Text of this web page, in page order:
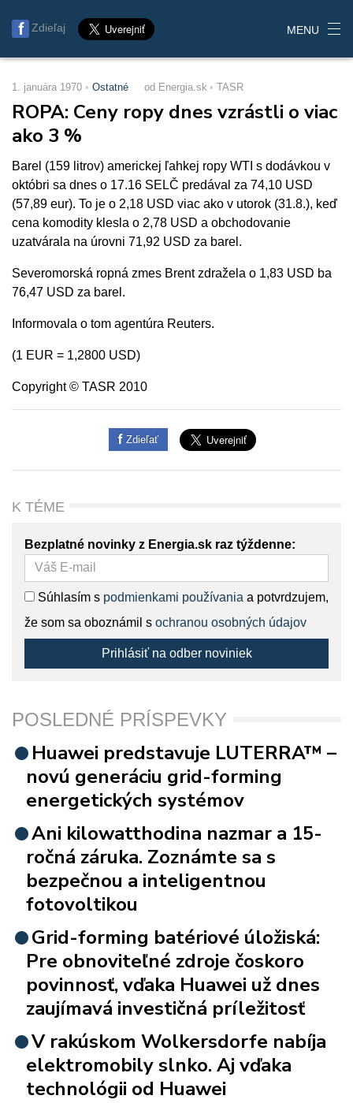
Zdieľaj MENU
1. januára 1970 Ostatné od Energia.sk TASR
ROPA: Ceny ropy dnes vzrástli o viac
ako 3 %
Barel (159 litrov) americkej ľahkej ropy WTI s dodávkou v
októbri sa dnes o 17.16 SELČ predával za 74,10 USD
(57,89 eur). To je o 2,18 USD viac ako v utorok (31.8.), keď
cena komodity klesla o 2,78 USD a obchodovanie
uzatvárala na úrovni 71,92 USD za barel.
Severomorská ropná zmes Brent zdražela o 1,83 USD ba
76,47 USD za barel.
Informovala o tom agentúra Reuters.
(1 EUR = 1,2800 USD)
Copyright © TASR 2010
Zdieľať
K TÉME
Bezplatné novinky z Energia.sk raz týždenne:
Súhlasím s podmienkami používania a potvrdzujem,
že som sa oboznámil s ochranou osobných údajov
Prihlásiť na odber noviniek
POSLEDNÉ PRÍSPEVKY
Huawei predstavuje LUTERRA™ –
novú generáciu grid-forming
energetických systémov
Ani kilowatthodina nazmar a 15-
ročná záruka. Zoznámte sa s
bezpečnou a inteligentnou
fotovoltikou
Grid-forming batériové úložiská:
Pre obnoviteľné zdroje čoskoro
povinnosť, vďaka Huawei už dnes
zaujímavá investičná príležitosť
V rakúskom Wolkersdorfe nabíja
elektromobily slnko. Aj vďaka
technológii od Huawei